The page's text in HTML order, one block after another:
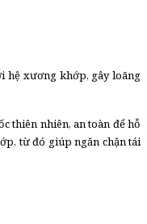
hệ xương khớp, gây loãng
thiên nhiên, an toàn để hỗ
từ đó giúp ngăn chặn tái